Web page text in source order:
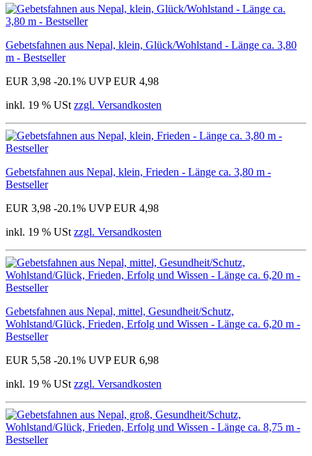
Gebetsfahnen aus Nepal, klein, Glück/Wohlstand - Länge ca. 3,80
m - Bestseller
EUR 3,98 -20.1% UVP EUR 4,98
inkl. 19 % USt zzgl. Versandkosten
Gebetsfahnen aus Nepal, klein, Frieden - Länge ca. 3,80 m -
Bestseller
EUR 3,98 -20.1% UVP EUR 4,98
inkl. 19 % USt zzgl. Versandkosten
Gebetsfahnen aus Nepal, mittel, Gesundheit/Schutz,
Wohlstand/Glück, Frieden, Erfolg und Wissen - Länge ca. 6,20 m -
Bestseller
EUR 5,58 -20.1% UVP EUR 6,98
inkl. 19 % USt zzgl. Versandkosten